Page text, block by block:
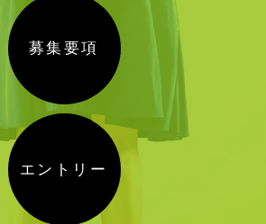
募集要項
エントリー